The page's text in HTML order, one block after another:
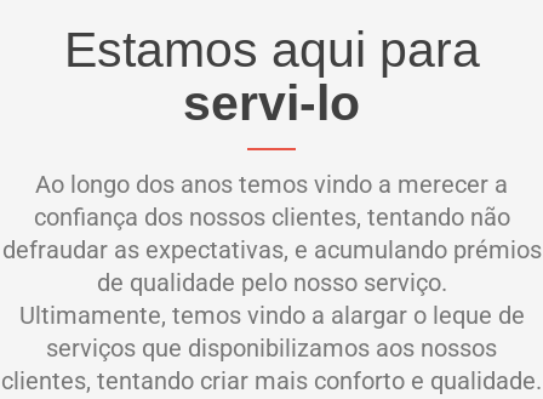
Estamos aqui para
servi-lo
Ao longo dos anos temos vindo a merecer a
confiança dos nossos clientes, tentando não
defraudar as expectativas, e acumulando prémios
de qualidade pelo nosso serviço.
Ultimamente, temos vindo a alargar o leque de
serviços que disponibilizamos aos nossos
clientes, tentando criar mais conforto e qualidade.